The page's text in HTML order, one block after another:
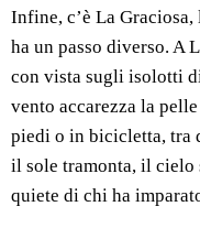
Infine, c’è La
ha un passo diverso. A
con vista sugli isolotti
vento accarezza la
piedi o in bicicletta, tra
il sole tramonta, il cielo
quiete di chi ha